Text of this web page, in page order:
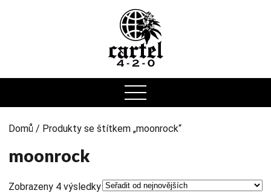
Domů / Produkty se štítkem „moonrock“
moonrock
Zobrazeny 4 výsledky